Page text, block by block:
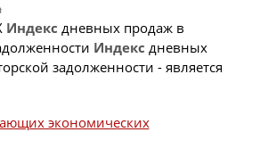
Индекс дневных продаж в
Индекс дневных
задолженности - является
экономических